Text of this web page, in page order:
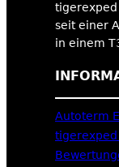
seit einer
in einem
Autoterm
tigerexped